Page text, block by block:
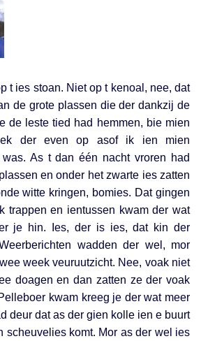
t ies stoan. Niet op t kenoal, nee, dat
de grote plassen die der dankzij de
de leste tied had hemmen, bie mien
der even op asof ik ien mien
was. As t dan één nacht vroren had
en onder het zwarte ies zatten
witte kringen, bomies. Dat gingen
trappen en ientussen kwam der wat
je hin. Ies, der is ies, dat kin der
wadden der wel, mor
week veuruutzicht. Nee, voak niet
doagen en dan zatten ze der voak
kwam kreeg je der wat meer
deur dat as der gien kolle ien e buurt
scheuvelies komt. Mor as der wel ies